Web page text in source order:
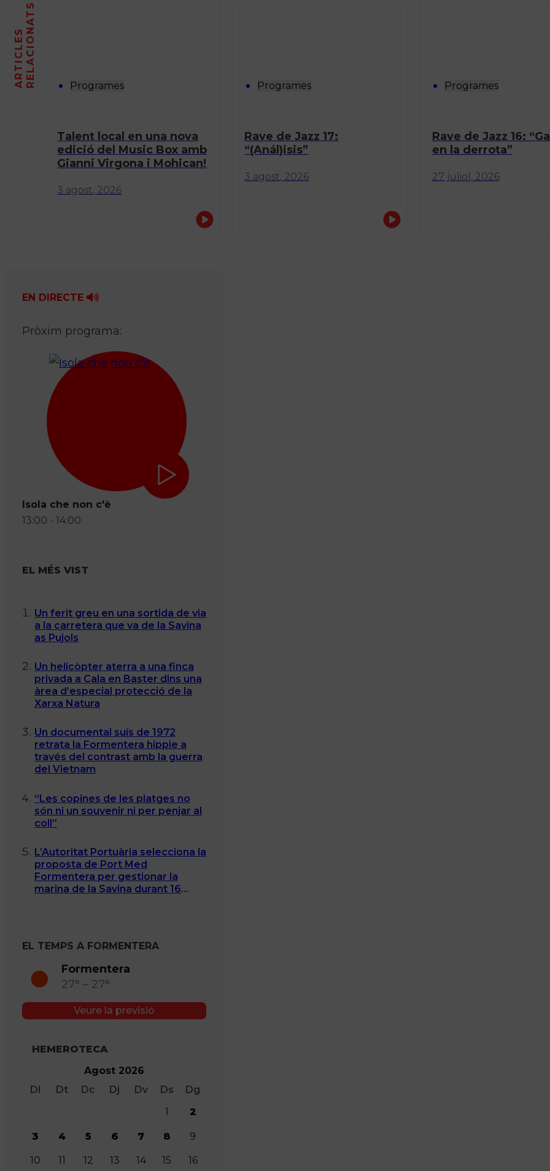
A
R
T
I
C
L
E
S
R
E
L
A
C
I
O
N
A
TS Programes
Talent local en una nova
edició del Music Box amb
Gianni Virgona i Mohican!
3 agost, 2026
Programes
Rave de Jazz 17:
“(Anál)isis”
3 agost, 2026
Programes
Rave de Jazz 16:
en la derrota”
27 juliol, 2026
EN DIRECTE
Pròxim programa:
Isola che non c'è
13:00 - 14:00
EL MÉS VIST
Un ferit greu en una sortida de via
a la carretera que va de la Savina
as Pujols
Un helicòpter aterra a una finca
privada a Cala en Baster dins una
àrea d’especial protecció de la
Xarxa Natura
Un documental suís de 1972
retrata la Formentera hippie a
través del contrast amb la guerra
del Vietnam
“Les copines de les platges no
són ni un souvenir ni per penjar al
coll”
L’Autoritat Portuària selecciona la
proposta de Port Med
Formentera per gestionar la
marina de la Savina durant 16
EL TEMPS A FORMENTERA
Formentera
27° – 27°
Veure la previsió
HEMEROTECA
Agost 2026
Dl
Dt Dc Dj Dv Ds
Dg
1
2
3 4 5 6 7 8 9
10 11 12 13 14 15 16